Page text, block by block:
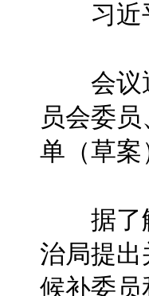
习近平
会议通
员会委
单（草
据了解
治局提
候补委